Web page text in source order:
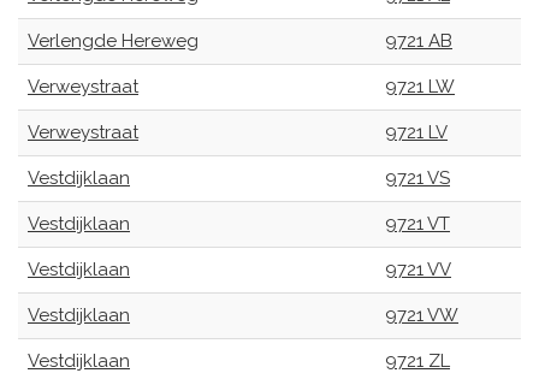
Verlengde Hereweg 9721 AB
Verweystraat 9721 LW
Verweystraat 9721 LV
Vestdijklaan 9721 VS
Vestdijklaan 9721 VT
Vestdijklaan 9721 VV
Vestdijklaan 9721 VW
Vestdijklaan 9721 ZL